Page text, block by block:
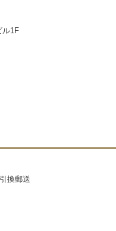
ル1F
換郵送